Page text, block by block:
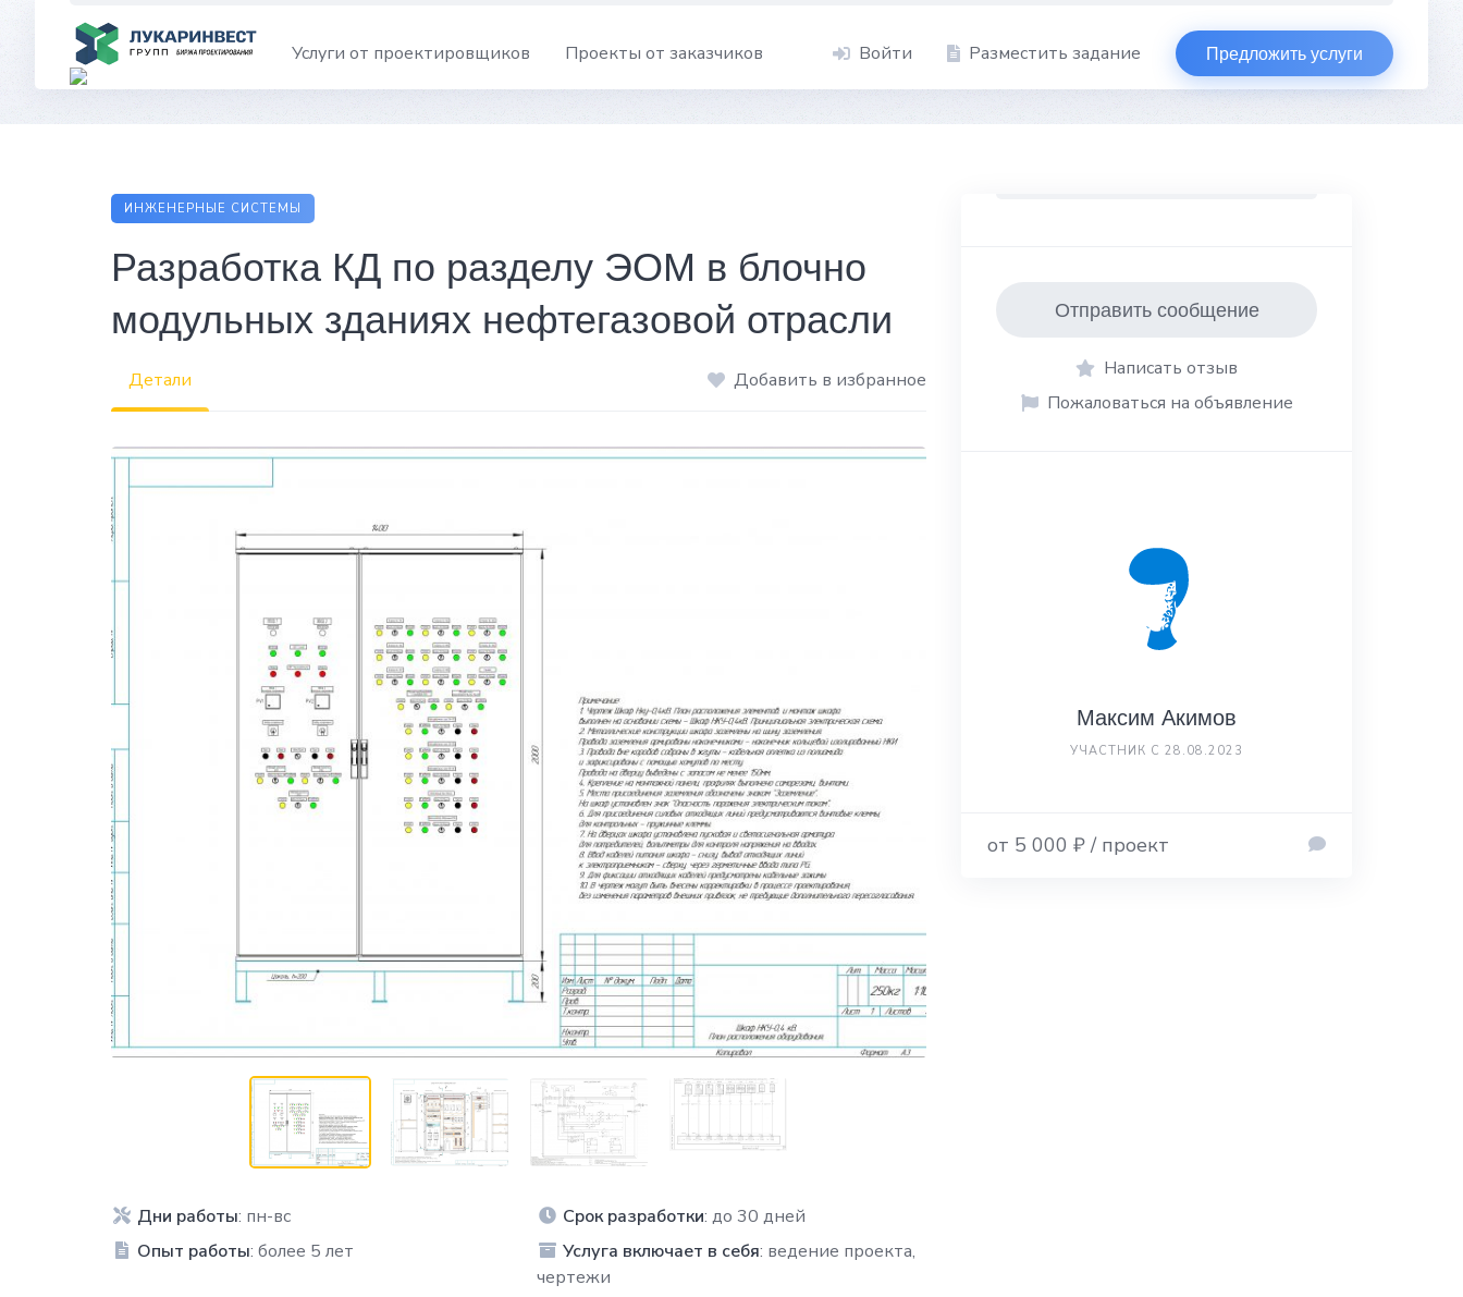
Услуги от проектировщиков Проекты от заказчиков Войти Разместить задание Предложить услуги
ИНЖЕНЕРНЫЕ СИСТЕМЫ
Разработка КД по разделу ЭОМ в блочно
модульных зданиях нефтегазовой отрасли
Детали Добавить в избранное
Дни работы: пн-вс Срок разработки: до 30 дней
Опыт работы: более 5 лет Услуга включает в себя: ведение проекта,
чертежи
Отправить сообщение
Написать отзыв
Пожаловаться на объявление
Максим Акимов
УЧАСТНИК С 28.08.2023
от 5 000 ₽ / проект